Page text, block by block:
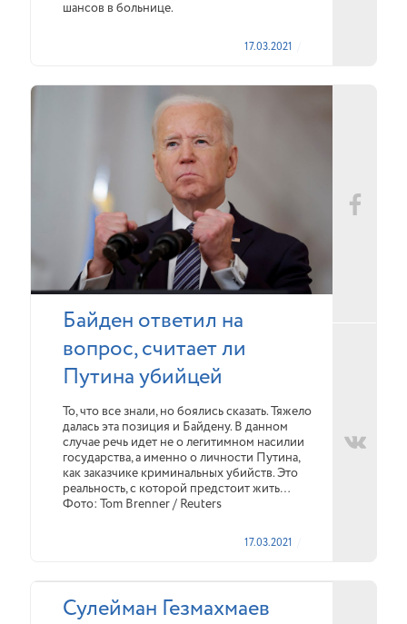
шансов в больнице.
17.03.2021
Байден ответил на
вопрос, считает ли
Путина убийцей
То, что все знали, но боялись сказать. Тяжело
далась эта позиция и Байдену. В данном
случае речь идет не о легитимном насилии
государства, а именно о личности Путина,
как заказчике криминальных убийств. Это
реальность, с которой предстоит жить…
Фото: Tom Brenner / Reuters
17.03.2021
Сулейман Гезмахмаев